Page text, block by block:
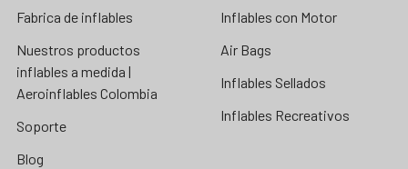
Fabrica de inflables
Nuestros productos
inflables a medida |
Aeroinflables Colombia
Soporte
Blog
Inflables con Motor
Air Bags
Inflables Sellados
Inflables Recreativos